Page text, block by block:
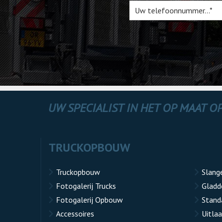
UW SPECIALIST IN HET OP MAAT
TRUCKOPBOUW
Truckopbouw
Fotogalerij Trucks
Fotogalerij Opbouw
Accessoires